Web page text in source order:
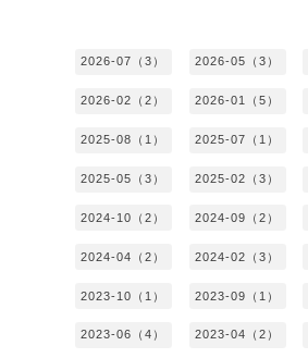
2026-07（3） 2026-05（3）
2026-02（2） 2026-01（5）
2025-08（1） 2025-07（1）
2025-05（3） 2025-02（3）
2024-10（2） 2024-09（2）
2024-04（2） 2024-02（3）
2023-10（1） 2023-09（1）
2023-06（4） 2023-04（2）